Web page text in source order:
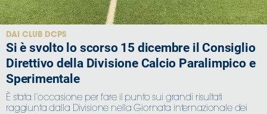
DAI CLUB DCPS
Si è svolto lo scorso 15 dicembre il Consiglio
Direttivo della Divisione Calcio Paralimpico e
Sperimentale
È stata l’occasione per fare il punto sui grandi risultati
raggiunta dalla Divisione nella Giornata internazionale dei